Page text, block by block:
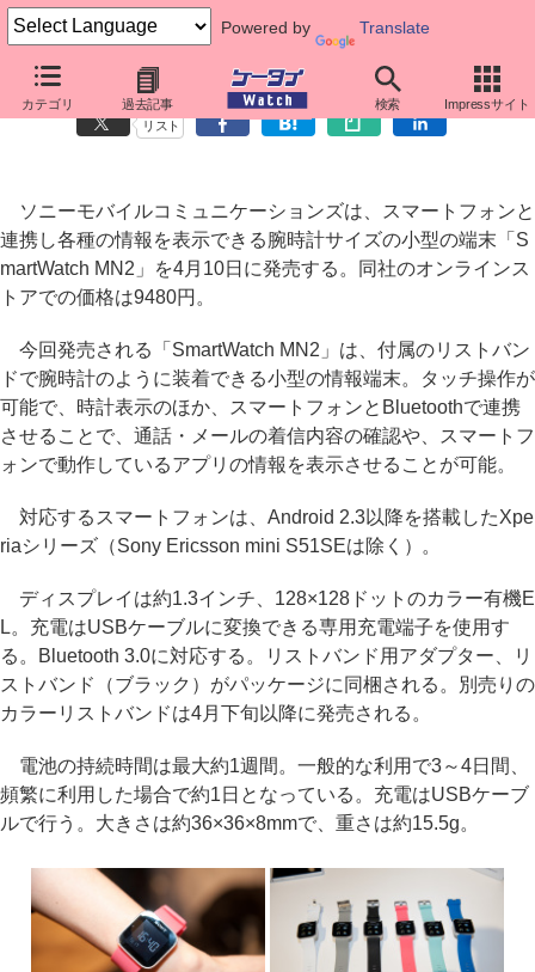
Powered by Translate
カテゴリ 過去記事 検索 Impressサイト
ソニーモバイル、「SmartWatch MN2」を4月10日発売
リスト
ソニーモバイルコミュニケーションズは、スマートフォンと
連携し各種の情報を表示できる腕時計サイズの小型の端末「S
martWatch MN2」を4月10日に発売する。同社のオンラインス
トアでの価格は9480円。
今回発売される「SmartWatch MN2」は、付属のリストバン
ドで腕時計のように装着できる小型の情報端末。タッチ操作が
可能で、時計表示のほか、スマートフォンとBluetoothで連携
させることで、通話・メールの着信内容の確認や、スマートフ
ォンで動作しているアプリの情報を表示させることが可能。
対応するスマートフォンは、Android 2.3以降を搭載したXpe
riaシリーズ（Sony Ericsson mini S51SEは除く）。
ディスプレイは約1.3インチ、128×128ドットのカラー有機E
L。充電はUSBケーブルに変換できる専用充電端子を使用す
る。Bluetooth 3.0に対応する。リストバンド用アダプター、リ
ストバンド（ブラック）がパッケージに同梱される。別売りの
カラーリストバンドは4月下旬以降に発売される。
電池の持続時間は最大約1週間。一般的な利用で3～4日間、
頻繁に利用した場合で約1日となっている。充電はUSBケーブ
ルで行う。大きさは約36×36×8mmで、重さは約15.5g。